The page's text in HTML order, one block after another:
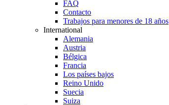
FAQ
Contacto
Trabajos para menores de 18 años
International
Alemania
Austria
Bélgica
Francia
Los países bajos
Reino Unido
Suecia
Suiza